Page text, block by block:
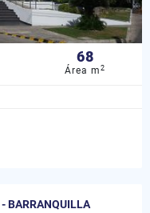
68
Área m2
BARRANQUILLA